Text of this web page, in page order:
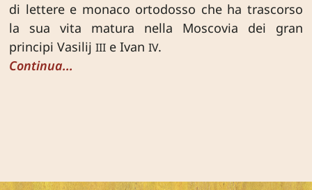
di lettere e monaco ortodosso che ha trascorso
la sua vita matura nella Moscovia dei gran
principi Vasilij III e Ivan IV.
Continua...